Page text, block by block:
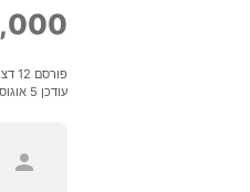
פורסם 12 דצמבר 2023
עודכן 5 אוגוסט 2026